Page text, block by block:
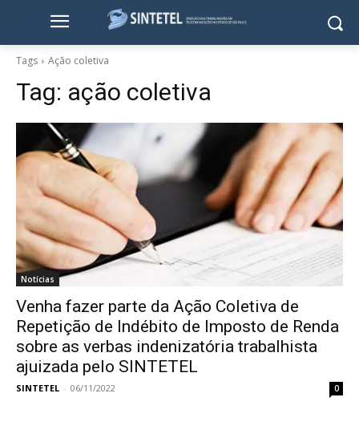
Tags Ação coletiva
Tag: ação coletiva
Notícias
Venha fazer parte da Ação Coletiva de
Repetição de Indébito de Imposto de Renda
sobre as verbas indenizatória trabalhista
ajuizada pelo SINTETEL
SINTETEL - 06/11/2022 0